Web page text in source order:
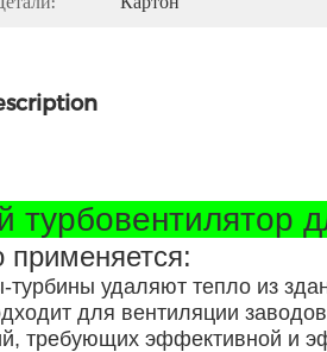
турбовентилятор
турбины удаляют тепло из
для вентиляции
требующих эффективной и